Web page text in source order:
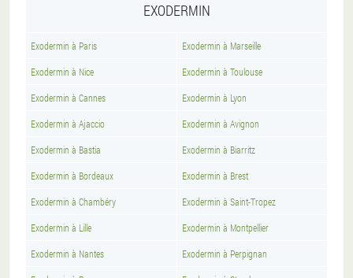
EXODERMIN
Exodermin à Paris Exodermin à Marseille
Exodermin à Nice Exodermin à Toulouse
Exodermin à Cannes Exodermin à Lyon
Exodermin à Ajaccio Exodermin à Avignon
Exodermin à Bastia Exodermin à Biarritz
Exodermin à Bordeaux Exodermin à Brest
Exodermin à Chambéry Exodermin à Saint-Tropez
Exodermin à Lille Exodermin à Montpellier
Exodermin à Nantes Exodermin à Perpignan